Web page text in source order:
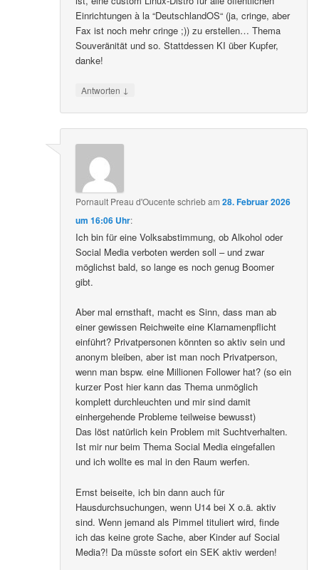
Einrichtungen à la “DeutschlandOS“ (ja, cringe, aber
Fax ist noch mehr cringe ;)) zu erstellen… Thema
Souveränität und so. Stattdessen KI über Kupfer,
danke!
Antworten ↓
Pornault Preau d'Oucente schriebam28. Februar 2026
um 16:06 Uhr:
Ich bin für eine Volksabstimmung, ob Alkohol oder
Social Media verboten werden soll – und zwar
möglichst bald, so lange es noch genug Boomer
gibt.
Aber mal ernsthaft, macht es Sinn, dass man ab
einer gewissen Reichweite eine Klarnamenpflicht
einführt? Privatpersonen könnten so aktiv sein und
anonym bleiben, aber ist man noch Privatperson,
wenn man bspw. eine Millionen Follower hat? (so ein
kurzer Post hier kann das Thema unmöglich
komplett durchleuchten und mir sind damit
einhergehende Probleme teilweise bewusst)
Das löst natürlich kein Problem mit Suchtverhalten.
Ist mir nur beim Thema Social Media eingefallen
und ich wollte es mal in den Raum werfen.
Ernst beiseite, ich bin dann auch für
Hausdurchsuchungen, wenn U14 bei X o.ä. aktiv
sind. Wenn jemand als Pimmel tituliert wird, finde
ich das keine grote Sache, aber Kinder auf Social
Media?! Da müsste sofort ein SEK aktiv werden!